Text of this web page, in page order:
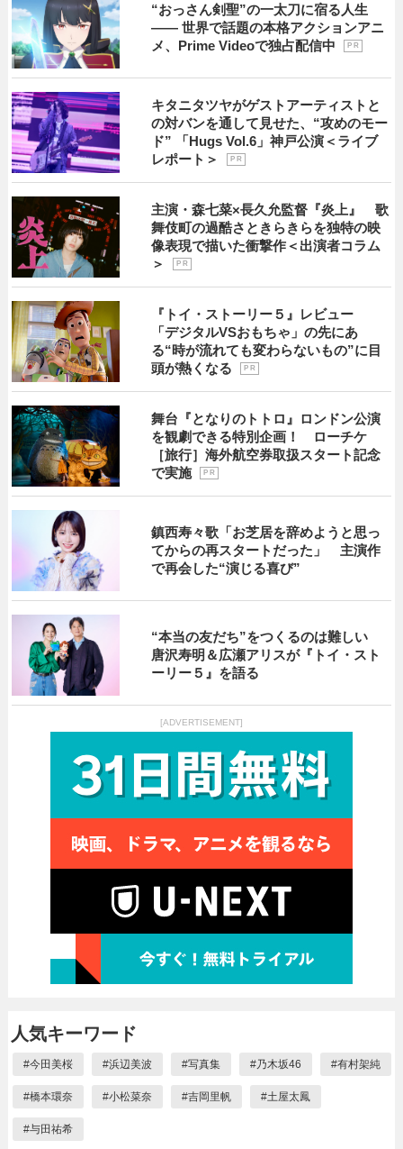
“おっさん剣聖”の一太刀に宿る人生
―― 世界で話題の本格アクションアニ
メ、Prime Videoで独占配信中
P R
キタニタツヤがゲストアーティストと
の対バンを通して見せた、“攻めのモー
ド” 「Hugs Vol.6」神戸公演＜ライブ
レポート＞
P R
主演・森七菜×長久允監督『炎上』 歌
舞伎町の過酷さときらきらを独特の映
像表現で描いた衝撃作＜出演者コラム
＞
P R
『トイ・ストーリー５』レビュー
「デジタルVSおもちゃ」の先にあ
る“時が流れても変わらないもの”に目
頭が熱くなる
P R
舞台『となりのトトロ』ロンドン公演
を観劇できる特別企画！ ローチケ
［旅行］海外航空券取扱スタート記念
で実施
P R
鎮西寿々歌「お芝居を辞めようと思っ
てからの再スタートだった」 主演作
で再会した“演じる喜び”
“本当の友だち”をつくるのは難しい
唐沢寿明＆広瀬アリスが『トイ・スト
ーリー５』を語る
[ADVERTISEMENT]
人気キーワード
#今田美桜 #浜辺美波 #写真集 #乃木坂46 #有村架純
#橋本環奈 #小松菜奈 #吉岡里帆 #土屋太鳳
#与田祐希